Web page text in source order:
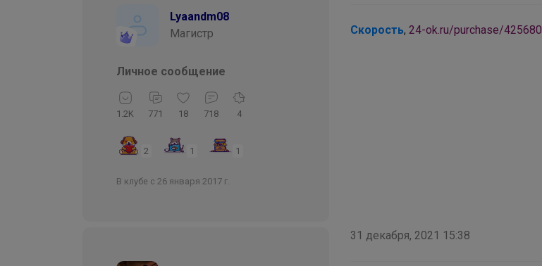
Lyaandm08
Магистр
Личное сообщение
1.2K 771 18 718 4
2 1 1
В клубе с 26 января 2017 г.
Скорость, 24-ok.ru/purchase/425680
31 декабря, 2021 15:38